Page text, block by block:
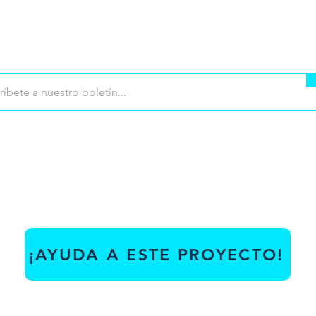
¡AYUDA A ESTE PROYECTO!